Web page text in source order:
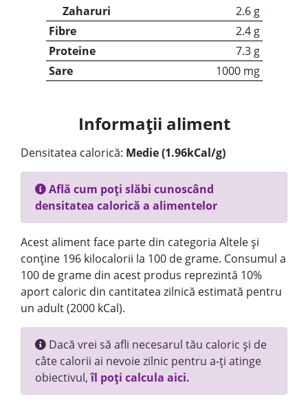
Zaharuri
2.6 g
Fibre
2.4 g
Proteine
7.3 g
Sare
1000 mg
Informații aliment
Densitatea calorică: Medie (1.96kCal/g)
Află cum poți slăbi cunoscând
densitatea calorică a alimentelor
Acest aliment face parte din categoria Altele și
conține 196 kilocalorii la 100 de grame. Consumul a
100 de grame din acest produs reprezintă 10%
aport caloric din cantitatea zilnică estimată pentru
un adult (2000 kCal).
Dacă vrei să afli necesarul tău caloric și de
câte calorii ai nevoie zilnic pentru a-ți atinge
obiectivul,îl poți calcula aici.